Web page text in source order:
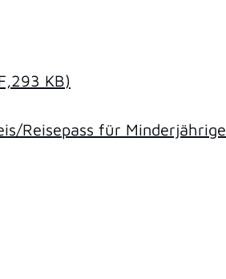
KB)
Reisepass für Minderjährige